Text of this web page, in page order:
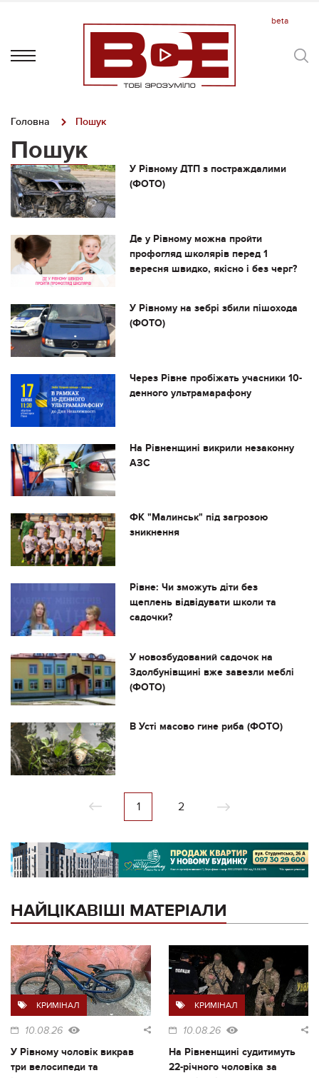
Головна Пошук
Пошук
У Рівному ДТП з постраждалими
(ФОТО)
Де у Рівному можна пройти
профогляд школярів перед 1
вересня швидко, якісно і без черг?
У Рівному на зебрі збили пішохода
(ФОТО)
Через Рівне пробіжать учасники 10-
денного ультрамарафону
На Рівненщині викрили незаконну
АЗС
ФК "Малинськ" під загрозою
зникнення
Рівне: Чи зможуть діти без
щеплень відвідувати школи та
садочки?
У новозбудований садочок на
Здолбунівщині вже завезли меблі
(ФОТО)
В Усті масово гине риба (ФОТО)
1 2
НАЙЦІКАВІШІ МАТЕРІАЛИ
КРИМІНАЛ
10.08.26
У Рівному чоловік викрав
три велосипеди та
КРИМІНАЛ
10.08.26
На Рівненщині судитимуть
22-річного чоловіка за